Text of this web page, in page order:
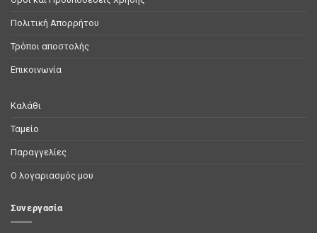
Πολιτική Απορρήτου
Τρόποι αποστολής
Επικοινωνία
Καλάθι
Ταμείο
Παραγγελίες
Ο λογαριασμός μου
Συνεργασία